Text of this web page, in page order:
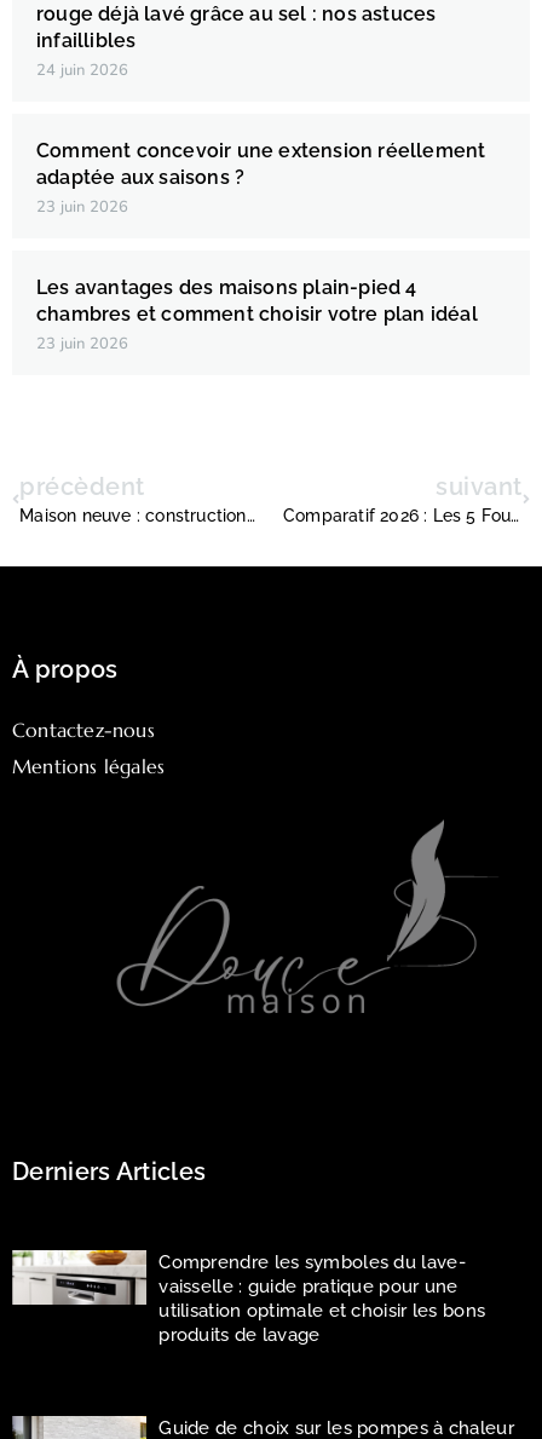
rouge déjà lavé grâce au sel : nos astuces
infaillibles
24 juin 2026
Comment concevoir une extension réellement
adaptée aux saisons ?
23 juin 2026
Les avantages des maisons plain-pied 4
chambres et comment choisir votre plan idéal
23 juin 2026
précèdent
Maison neuve : construction de toiture et les différentes étapes de mise en place des pannes
suivant
Comparatif 2026 : Les 5 Fournisseurs d’Énergie en France et l’Avantage ENGIE pour les Particuliers
À propos
Contactez-nous
Mentions légales
Derniers Articles
Comprendre les symboles du lave-
vaisselle : guide pratique pour une
utilisation optimale et choisir les bons
produits de lavage
Guide de choix sur les pompes à chaleur